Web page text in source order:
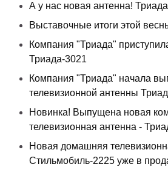
А у нас новая антенна!
Выставочные итоги этой
Компания "Триада"
Триада-3021
Компания "Триада" начала
телевизионной антенны
Новинка! Выпущена новая
телевизионная антенна -
Новая домашняя
Стильмобиль-2225 уже в